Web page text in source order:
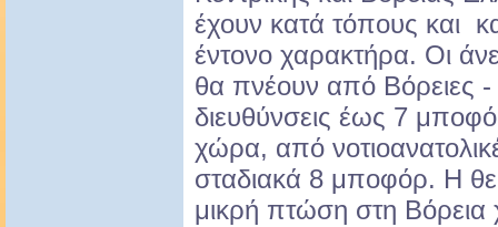
έχουν κατά τόπους και
έντονο χαρακτήρα. Οι
θα πνέουν από Βόρειες -
διευθύνσεις έως 7
χώρα, από
σταδιακά 8 μποφόρ. Η
μικρή πτώση στη